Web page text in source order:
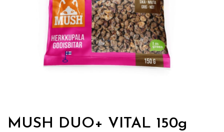
MUSH DUO+ VITAL 150g